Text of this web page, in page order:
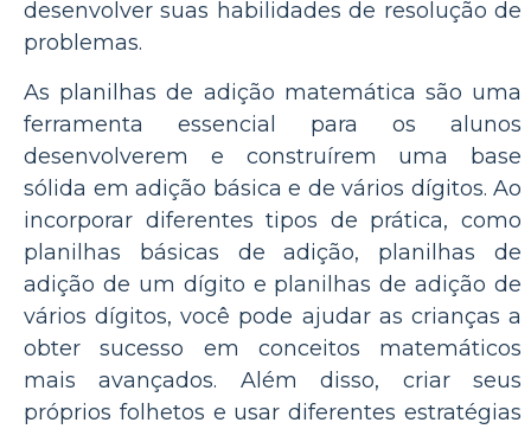
desenvolver suas habilidades de resolução de
problemas.
As planilhas de adição matemática são uma
ferramenta essencial para os alunos
desenvolverem e construírem uma base
sólida em adição básica e de vários dígitos. Ao
incorporar diferentes tipos de prática, como
planilhas básicas de adição, planilhas de
adição de um dígito e planilhas de adição de
vários dígitos, você pode ajudar as crianças a
obter sucesso em conceitos matemáticos
mais avançados. Além disso, criar seus
próprios folhetos e usar diferentes estratégias